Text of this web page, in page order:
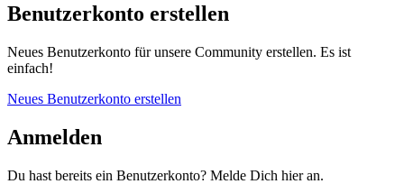
Benutzerkonto erstellen
Neues Benutzerkonto für unsere Community erstellen. Es ist
einfach!
Neues Benutzerkonto erstellen
Anmelden
Du hast bereits ein Benutzerkonto? Melde Dich hier an.